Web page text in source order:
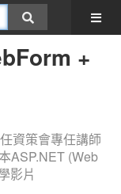
+
資策會專任講師
ASP.NET (Web
影片